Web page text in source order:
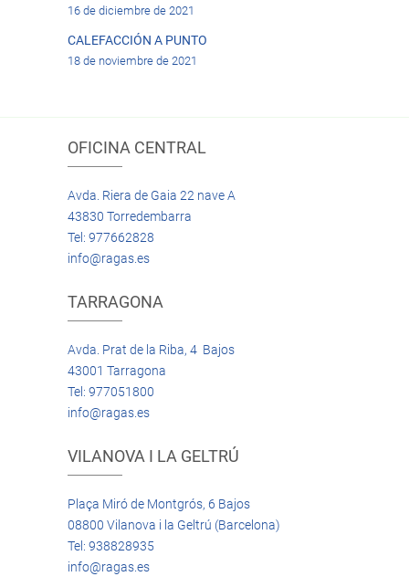
16 de diciembre de 2021
CALEFACCIÓN A PUNTO
18 de noviembre de 2021
OFICINA CENTRAL
Avda. Riera de Gaia 22 nave A
43830 Torredembarra
Tel: 977662828
info@ragas.es
TARRAGONA
Avda. Prat de la Riba, 4 Bajos
43001 Tarragona
Tel: 977051800
info@ragas.es
VILANOVA I LA GELTRÚ
Plaça Miró de Montgrós, 6 Bajos
08800 Vilanova i la Geltrú (Barcelona)
Tel: 938828935
info@ragas.es